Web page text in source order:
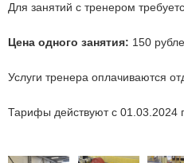
Для занятий с тренером
Цена одного занятия: 150
Услуги тренера оплачиваются
Тарифы действуют с 01.03.2024 г.